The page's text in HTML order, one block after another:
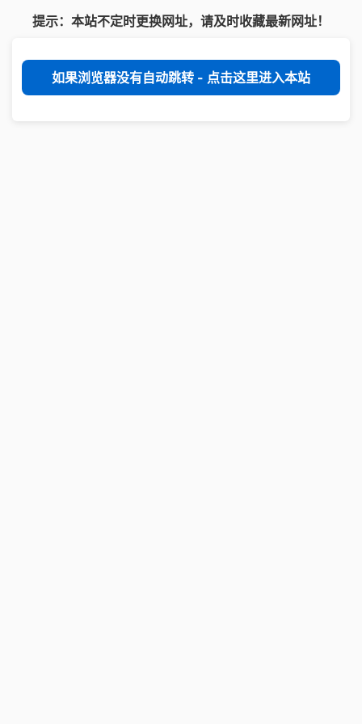
提示：本站不定时更换网址，请及时收藏最新网址！
如果浏览器没有自动跳转 - 点击这里进入本站